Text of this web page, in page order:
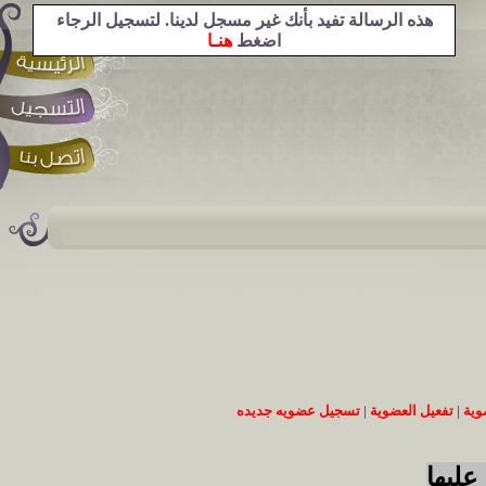
|تفعيل العضوية |تسجيل عضويه جديده
هذه الرسالة تفيد بأنك غير مسجل لدينا. لتسجيل الرجاء
اضغط هنـا